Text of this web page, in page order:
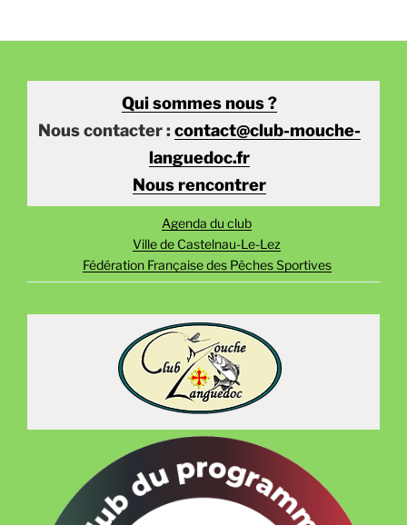
Qui sommes nous ?
Nous contacter : contact@club-mouche-
languedoc.fr
Nous rencontrer
Agenda du club
Ville de Castelnau-Le-Lez
Fédération Française des Pêches Sportives